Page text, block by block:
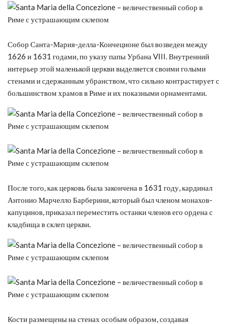
Собор Санта-Мария-делла-Кончеционе был возведен между
1626 и 1631 годами, по указу папы Урбана VIII. Внутренний
интерьер этой маленькой церкви выделяется своими голыми
стенами и сдержанным убранством, что сильно контрастирует с
большинством храмов в Риме и их показными орнаментами.
После того, как церковь была закончена в 1631 году, кардинал
Антонио Марчелло Барберини, который был членом монахов-
капуцинов, приказал переместить останки членов его ордена с
кладбища в склеп церкви.
Кости размещены на стенах особым образом, создавая